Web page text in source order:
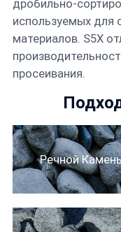
дробильно-
используемых для
материалов. S5X
просеивания.
Речной